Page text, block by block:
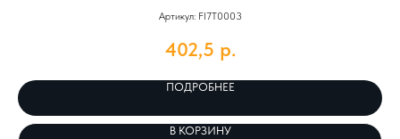
Артикул: FI7T0003
402,5 р.
ПОДРОБНЕЕ
В КОРЗИНУ